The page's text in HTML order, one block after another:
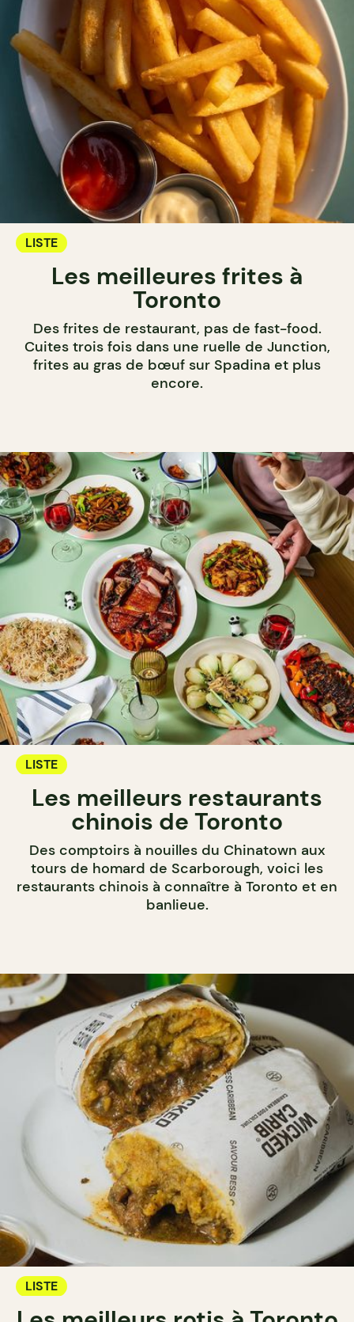
LISTE
Les meilleures frites à
Toronto
Des frites de restaurant, pas de fast-food.
Cuites trois fois dans une ruelle de Junction,
frites au gras de bœuf sur Spadina et plus
encore.
LISTE
Les meilleurs restaurants
chinois de Toronto
Des comptoirs à nouilles du Chinatown aux
tours de homard de Scarborough, voici les
restaurants chinois à connaître à Toronto et en
banlieue.
LISTE